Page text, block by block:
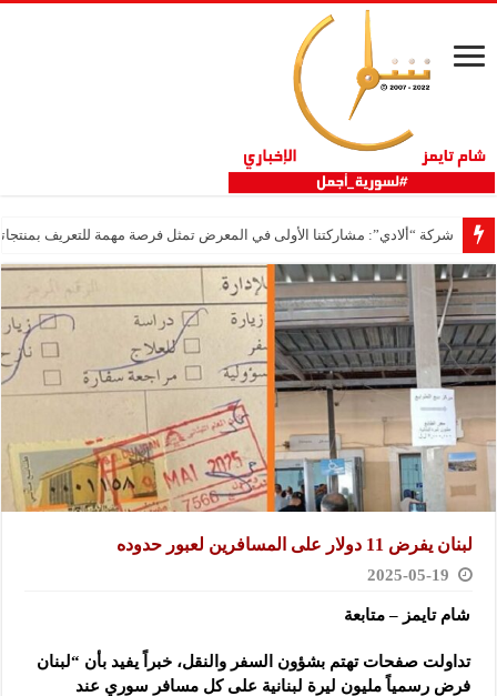
شركة “ألادي”: مشاركتنا الأولى في المعرض تمثل فرصة مهمة للتعريف
لبنان يفرض 11 دولار على المسافرين لعبور حدوده
2025-05-19
شام تايمز – متابعة
تداولت صفحات تهتم بشؤون السفر والنقل، خبراً يفيد بأن “لبنان
فرض رسمياً مليون ليرة لبنانية على كل مسافر سوري عند